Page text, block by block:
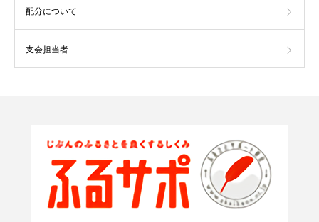
配分について
支会担当者